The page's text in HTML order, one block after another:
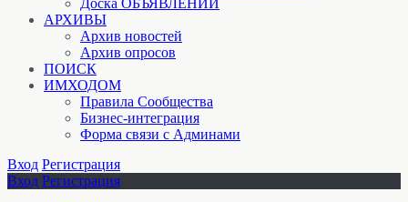
АРХИВЫ
Архив новостей
Архив опросов
ПОИСК
ИМХОДОМ
Правила Сообщества
Бизнес-интеграция
Форма связи с Админами
Вход Регистрация
Вход Регистрация